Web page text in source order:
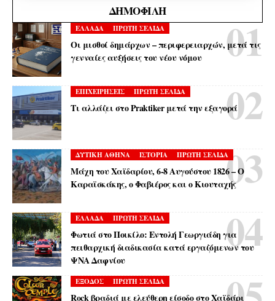
ΔΗΜΟΦΙΛΉ
ΕΛΛΑΔΑ ΠΡΩΤΗ ΣΕΛΙΔΑ
Οι μισθοί δημάρχων – περιφερειαρχών, μετά τις
γενναίες αυξήσεις του νέου νόμου
ΕΠΙΧΕΙΡΗΣΕΙΣ ΠΡΩΤΗ ΣΕΛΙΔΑ
Τι αλλάζει στο Praktiker μετά την εξαγορά
ΔΥΤΙΚΗ ΑΘΗΝΑ ΙΣΤΟΡΙΑ ΠΡΩΤΗ ΣΕΛΙΔΑ
Μάχη του Χαϊδαρίου, 6-8 Αυγούστου 1826 – Ο
Καραϊσκάκης, ο Φαβιέρος και ο Κιουταχής
ΕΛΛΑΔΑ ΠΡΩΤΗ ΣΕΛΙΔΑ
Φωτιά στο Ποικίλο: Εντολή Γεωργιάδη για
πειθαρχική διαδικασία κατά εργαζόμενων του
ΨΝΑ Δαφνίου
ΕΞΟΔΟΣ ΠΡΩΤΗ ΣΕΛΙΔΑ
Rock βραδιά με ελεύθερη είσοδο στο Χαϊδάρι